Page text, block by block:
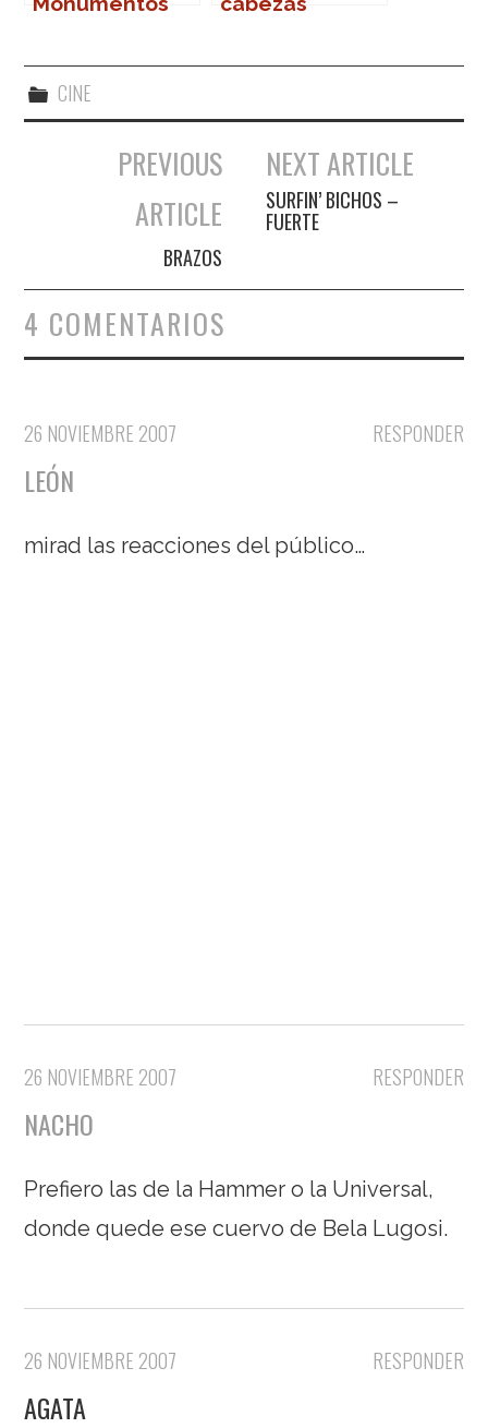
CINE
Navegación de entradas
PREVIOUS
ARTICLE
BRAZOS
NEXT ARTICLE
SURFIN’ BICHOS –
FUERTE
4 COMENTARIOS
RESPONDER
26 NOVIEMBRE 2007
LEÓN
mirad las reacciones del público…
RESPONDER
26 NOVIEMBRE 2007
NACHO
Prefiero las de la Hammer o la Universal,
donde quede ese cuervo de Bela Lugosi.
RESPONDER
26 NOVIEMBRE 2007
AGATA